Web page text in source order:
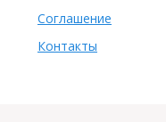
Соглашение
Контакты